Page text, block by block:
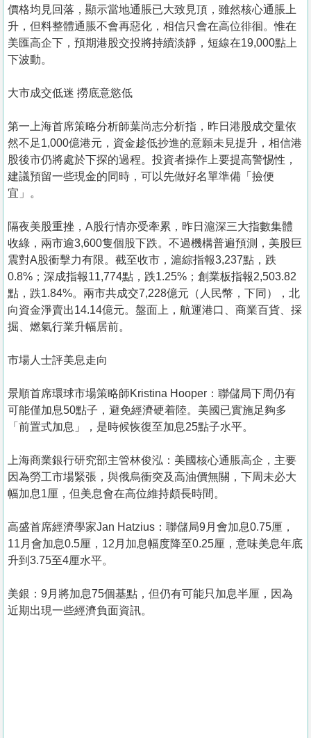
價格均見回落，顯示當地通脹已大致見頂，雖然核心通脹上
升，但料整體通脹不會再惡化，相信只會在高位徘徊。惟在
美匯高企下，預期港股交投將持續淡靜，短線在19,000點上
下波動。
大市成交低迷 撈底意慾低
第一上海首席策略分析師葉尚志分析指，昨日港股成交量依
然不足1,000億港元，資金趁低抄進的意願未見提升，相信港
股後市仍將處於下探的過程。投資者操作上要提高警惕性，
建議預留一些現金的同時，可以先做好名單準備「撿便
宜」。
隔夜美股重挫，A股行情亦受牽累，昨日滬深三大指數集體
收綠，兩市逾3,600隻個股下跌。不過機構普遍預測，美股巨
震對A股衝擊力有限。截至收市，滬綜指報3,237點，跌
0.8%；深成指報11,774點，跌1.25%；創業板指報2,503.82
點，跌1.84%。兩市共成交7,228億元（人民幣，下同），北
向資金淨賣出14.14億元。盤面上，航運港口、商業百貨、採
掘、燃氣行業升幅居前。
市場人士評美息走向
景順首席環球市場策略師Kristina Hooper：聯儲局下周仍有
可能僅加息50點子，避免經濟硬着陸。美國已實施足夠多
「前置式加息」，是時候恢復至加息25點子水平。
上海商業銀行研究部主管林俊泓：美國核心通脹高企，主要
因為勞工市場緊張，與俄烏衝突及高油價無關，下周未必大
幅加息1厘，但美息會在高位維持頗長時間。
高盛首席經濟學家Jan Hatzius：聯儲局9月會加息0.75厘，
11月會加息0.5厘，12月加息幅度降至0.25厘，意味美息年底
升到3.75至4厘水平。
美銀：9月將加息75個基點，但仍有可能只加息半厘，因為
近期出現一些經濟負面資訊。